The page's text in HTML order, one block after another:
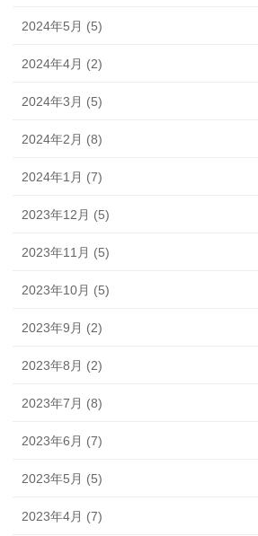
2024年5月 (5)
2024年4月 (2)
2024年3月 (5)
2024年2月 (8)
2024年1月 (7)
2023年12月 (5)
2023年11月 (5)
2023年10月 (5)
2023年9月 (2)
2023年8月 (2)
2023年7月 (8)
2023年6月 (7)
2023年5月 (5)
2023年4月 (7)